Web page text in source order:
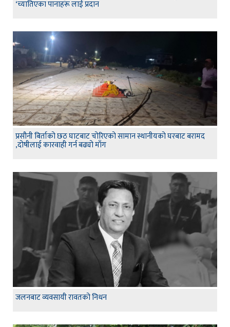
‘च्यातिएका पानाहरू लाई प्रदान
प्रसौनी बिर्ताको छठ घाटबाट चोरिएको सामान स्थानीयको घरबाट बरामद
,दोषीलाई कारवाही गर्न बढ्यो माँग
जलनबाट व्यवसायी रावतको निधन